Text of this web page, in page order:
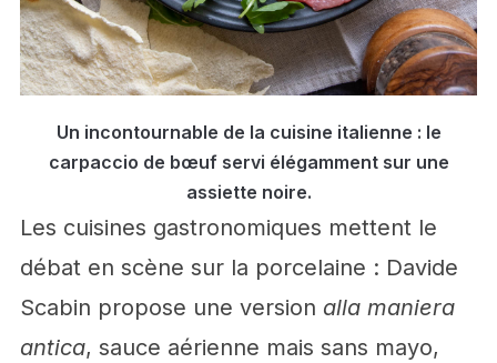
Un incontournable de la cuisine italienne : le
carpaccio de bœuf servi élégamment sur une
assiette noire.
Les cuisines gastronomiques mettent le
débat en scène sur la porcelaine : Davide
Scabin propose une version alla maniera
antica, sauce aérienne mais sans mayo,